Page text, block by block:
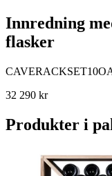
Innredning
flasker
32 290 kr
Produkter i